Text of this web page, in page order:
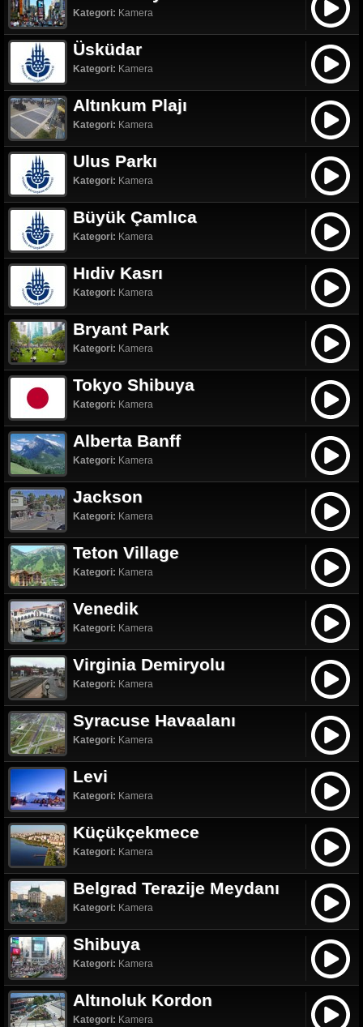
Kategori: Kamera
Üsküdar
Kategori: Kamera
Altınkum Plajı
Kategori: Kamera
Ulus Parkı
Kategori: Kamera
Büyük Çamlıca
Kategori: Kamera
Hıdiv Kasrı
Kategori: Kamera
Bryant Park
Kategori: Kamera
Tokyo Shibuya
Kategori: Kamera
Alberta Banff
Kategori: Kamera
Jackson
Kategori: Kamera
Teton Village
Kategori: Kamera
Venedik
Kategori: Kamera
Virginia Demiryolu
Kategori: Kamera
Syracuse Havaalanı
Kategori: Kamera
Levi
Kategori: Kamera
Küçükçekmece
Kategori: Kamera
Belgrad Terazije Meydanı
Kategori: Kamera
Shibuya
Kategori: Kamera
Altınoluk Kordon
Kategori: Kamera